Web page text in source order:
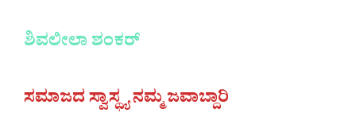
ಶಿವಲೀಲಾಶಂಕರ್
ಸಮಾಜದ ಸ್ವಾಸ್ಥ್ಯ ನಮ್ಮ ಜವಾಬ್ದಾರಿ